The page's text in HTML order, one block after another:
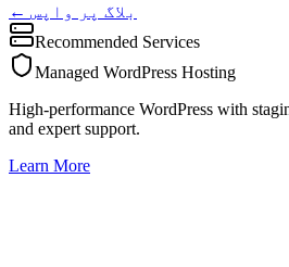
← بلاگ پر واپس
Recommended Services
Managed WordPress Hosting
High-performance WordPress with
and expert support.
Learn More